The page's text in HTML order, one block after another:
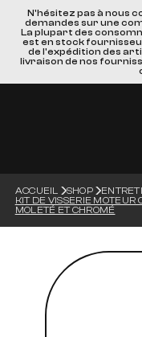
N'hésitez pas à nous
demandes sur une
La plupart des
est en stock
de l'expédition des
livraison de nos
ACCUEIL SHOP
KIT DE VISSERIE MOTEUR
MOLETÉ ET CHROMÉ